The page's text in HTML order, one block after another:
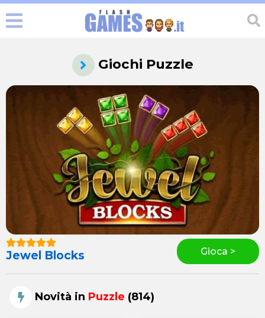
Giochi Puzzle
Jewel Blocks Gioca >
Novità in Puzzle (814)